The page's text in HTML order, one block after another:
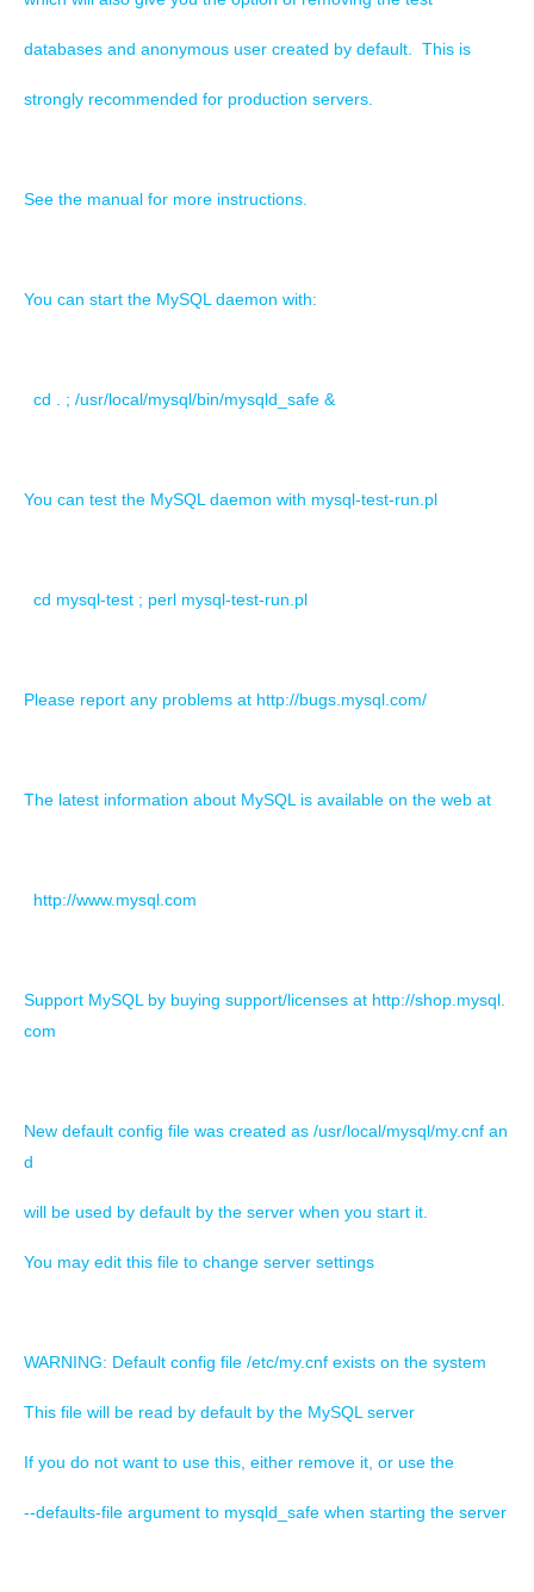
databases and anonymous user created by default. This is
strongly recommended for production servers.
See the manual for more instructions.
You can start the MySQL daemon with:
cd . ; /usr/local/mysql/bin/mysqld_safe &
You can test the MySQL daemon with mysql-test-run.pl
cd mysql-test ; perl mysql-test-run.pl
Please report any problems at http://bugs.mysql.com/
The latest information about MySQL is available on the web at
http://www.mysql.com
Support MySQL by buying support/licenses at http://shop.mysql.
com
New default config file was created as /usr/local/mysql/my.cnf an
d
will be used by default by the server when you start it.
You may edit this file to change server settings
WARNING: Default config file /etc/my.cnf exists on the system
This file will be read by default by the MySQL server
If you do not want to use this, either remove it, or use the
--defaults-file argument to mysqld_safe when starting the server